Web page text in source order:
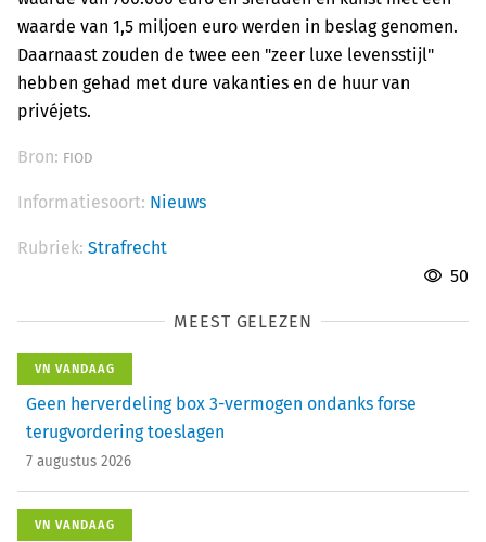
waarde van 1,5 miljoen euro werden in beslag genomen.
Daarnaast zouden de twee een "zeer luxe levensstijl"
hebben gehad met dure vakanties en de huur van
privéjets.
Bron: FIOD
Informatiesoort: Nieuws
Rubriek: Strafrecht
50
MEEST GELEZEN
VN VANDAAG
Geen herverdeling box 3-vermogen ondanks forse
terugvordering toeslagen
7 augustus 2026
VN VANDAAG